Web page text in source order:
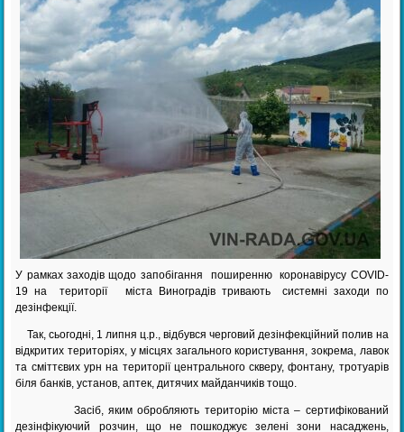
У рамках заходів щодо запобігання поширенню коронавірусу COVID-
19 на території міста Виноградів тривають системні заходи по
дезінфекції.
Так, сьогодні, 1 липня ц.р., відбувся черговий дезінфекційний полив на
відкритих територіях, у місцях загального користування, зокрема, лавок
та сміттєвих урн на території центрального скверу, фонтану, тротуарів
біля банків, установ, аптек, дитячих майданчиків тощо.
Засіб, яким обробляють територію міста – сертифікований
дезінфікуючий розчин, що не пошкоджує зелені зони насаджень,